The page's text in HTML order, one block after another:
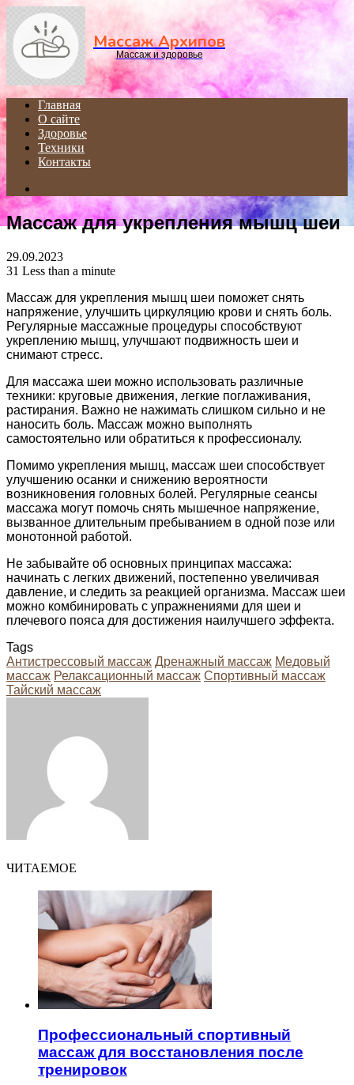
Массаж Архипов
Массаж и здоровье
Главная
О сайте
Здоровье
Техники
Контакты
for
Массаж для укрепления мышц шеи
29.09.2023
31 Less than a minute
Массаж для укрепления мышц шеи поможет снять
напряжение, улучшить циркуляцию крови и снять боль.
Регулярные массажные процедуры способствуют
укреплению мышц, улучшают подвижность шеи и
снимают стресс.
Для массажа шеи можно использовать различные
техники: круговые движения, легкие поглаживания,
растирания. Важно не нажимать слишком сильно и не
наносить боль. Массаж можно выполнять
самостоятельно или обратиться к профессионалу.
Помимо укрепления мышц, массаж шеи способствует
улучшению осанки и снижению вероятности
возникновения головных болей. Регулярные сеансы
массажа могут помочь снять мышечное напряжение,
вызванное длительным пребыванием в одной позе или
монотонной работой.
Не забывайте об основных принципах массажа:
начинать с легких движений, постепенно увеличивая
давление, и следить за реакцией организма. Массаж шеи
можно комбинировать с упражнениями для шеи и
плечевого пояса для достижения наилучшего эффекта.
Tags
Антистрессовый массаж Дренажный массаж Медовый
массаж Релаксационный массаж Спортивный массаж
Тайский массаж
ЧИТАЕМОЕ
Профессиональный спортивный
массаж для восстановления после
тренировок